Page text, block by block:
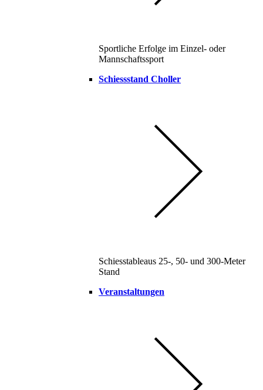
Sportliche Erfolge im Einzel- oder
Mannschaftssport
Schiessstand Choller
Schiesstableaus 25-, 50- und 300-Meter
Stand
Veranstaltungen